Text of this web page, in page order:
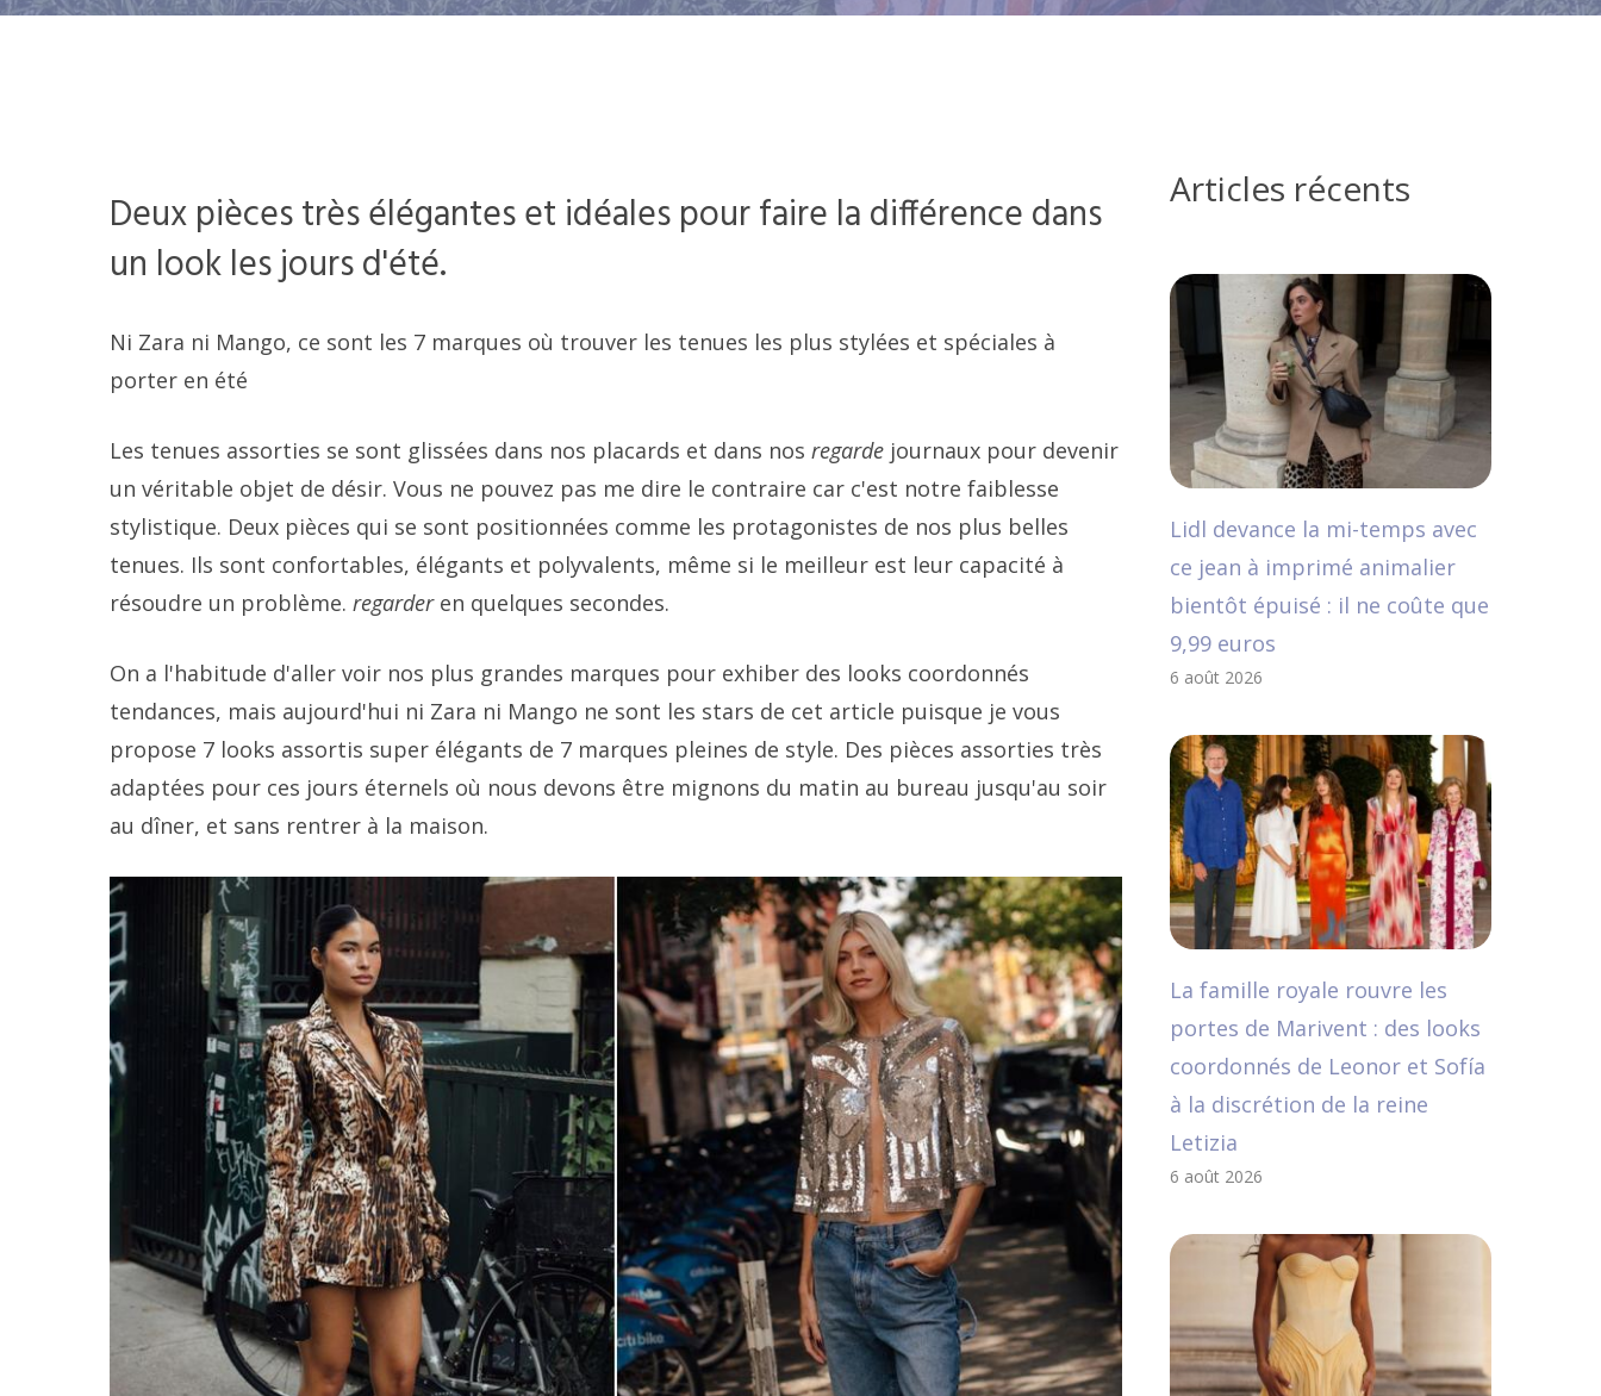
Deux pièces très élégantes et idéales pour faire la différence dans
un look les jours d'été.
Ni Zara ni Mango, ce sont les 7 marques où trouver les tenues les plus stylées et spéciales à
porter en été
Les tenues assorties se sont glissées dans nos placards et dans nos regarde journaux pour devenir
un véritable objet de désir. Vous ne pouvez pas me dire le contraire car c'est notre faiblesse
stylistique. Deux pièces qui se sont positionnées comme les protagonistes de nos plus belles
tenues. Ils sont confortables, élégants et polyvalents, même si le meilleur est leur capacité à
résoudre un problème. regarderen quelques secondes.
On a l'habitude d'aller voir nos plus grandes marques pour exhiber des looks coordonnés
tendances, mais aujourd'hui ni Zara ni Mango ne sont les stars de cet article puisque je vous
propose 7 looks assortis super élégants de 7 marques pleines de style. Des pièces assorties très
adaptées pour ces jours éternels où nous devons être mignons du matin au bureau jusqu'au soir
au dîner, et sans rentrer à la maison.
Articles récents
Lidl devance la mi-temps avec
ce jean à imprimé animalier
bientôt épuisé : il ne coûte que
9,99 euros
6 août 2026
La famille royale rouvre les
portes de Marivent : des looks
coordonnés de Leonor et Sofía
à la discrétion de la reine
Letizia
6 août 2026